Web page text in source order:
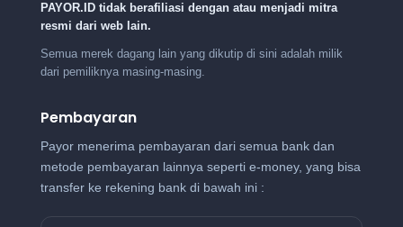
PAYOR.ID tidak berafiliasi dengan atau menjadi mitra
resmi dari web lain.
Semua merek dagang lain yang dikutip di sini adalah milik
dari pemiliknya masing-masing.
Pembayaran
Payor menerima pembayaran dari semua bank dan
metode pembayaran lainnya seperti e-money, yang bisa
transfer ke rekening bank di bawah ini :